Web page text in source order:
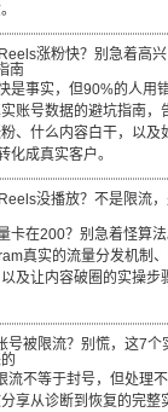
涨粉快？别急着高
南
是事实，但90%的人用
账号数据的避坑指南，
、什么内容白干，以及
化成真实客户。
没播放？不是限流
卡在200？别急着怪算
真实的流量分发机制
及让内容破圈的实操步
号被限流？别慌，这7个
流不等于封号，但处理
享从诊断到恢复的完整